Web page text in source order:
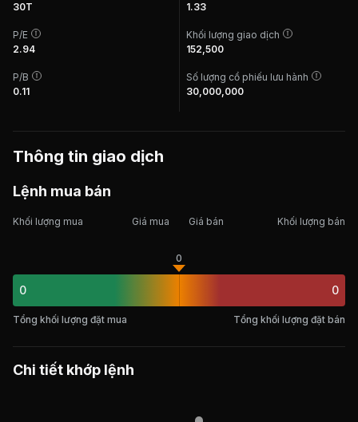
30T
P/E
2.94
P/B
0.11
1.33
Khối lượng giao dịch
152,500
Số lượng cổ phiếu lưu hành
30,000,000
Thông tin giao dịch
Lệnh mua bán
Khối lượng mua Giá mua Giá bán Khối lượng bán
0
0
0
Tổng khối lượng đặt mua Tổng khối lượng đặt bán
Chi tiết khớp lệnh